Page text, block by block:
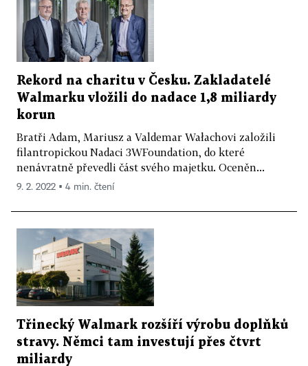
Rekord na charitu v Česku. Zakladatelé
Walmarku vložili do nadace 1,8 miliardy
korun
Bratři Adam, Mariusz a Valdemar Wałachovi založili
filantropickou Nadaci 3WFoundation, do které
nenávratně převedli část svého majetku. Oceněn...
9. 2. 2022 ▪ 4 min. čtení
Třinecký Walmark rozšíří výrobu doplňků
stravy. Němci tam investují přes čtvrt
miliardy